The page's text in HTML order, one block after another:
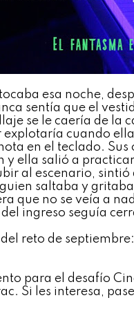
esa noche,
sentía que el
se le caería de la
explotaría cuando
en el teclado. Sus
y ella salió a
al escenario, sintió
saltaba y
que no se veía a
ingreso seguía
del reto de
parael desafío
. Si les interesa,